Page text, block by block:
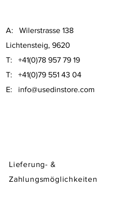
CHF 750.00
A: Wilerstrasse 138
Lichtensteig, 9620
T: +41(0)78 957 79 19​
T: +41(0)79 551 43 04
​E: info@usedinstore.com
Lieferung- &
Zahlungsmöglichkeiten